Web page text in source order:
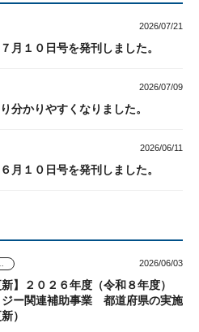
2026/07/21
月１０日号を発刊しました。
2026/07/09
分かりやすくなりました。
2026/06/11
月１０日号を発刊しました。
2026/06/03
新】２０２６年度（令和８年度）
ジー関連補助事業 都道府県の実施
）